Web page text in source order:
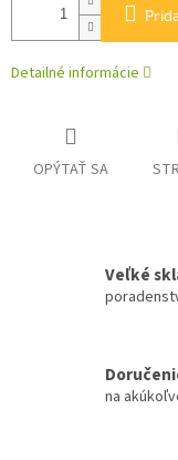
Detailné informácie
OPÝTAŤ SA
Veľké
na